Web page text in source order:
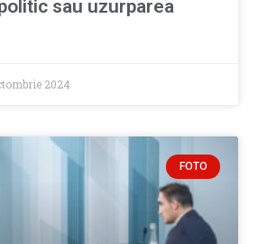
sau uzurparea
2024
FOTO